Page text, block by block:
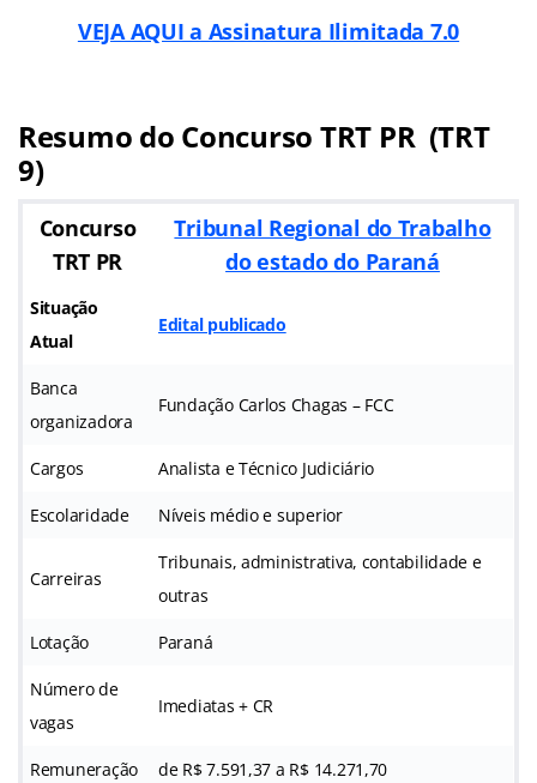
VEJA AQUI a Assinatura Ilimitada 7.0
Resumo do Concurso TRT PR (TRT
9)
Concurso
TRT PR
Tribunal Regional do Trabalho
do estado do Paraná
Situação
Atual
Edital publicado
Banca
organizadora
Fundação Carlos Chagas – FCC
Cargos Analista e Técnico Judiciário
Escolaridade Níveis médio e superior
Carreiras
Tribunais, administrativa, contabilidade e
outras
Lotação Paraná
Número de
vagas
Imediatas + CR
Remuneração de R$ 7.591,37 a R$ 14.271,70